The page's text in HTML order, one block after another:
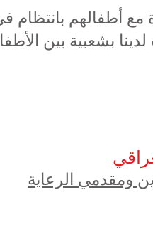
مع أطفالهم
بشعبية بين